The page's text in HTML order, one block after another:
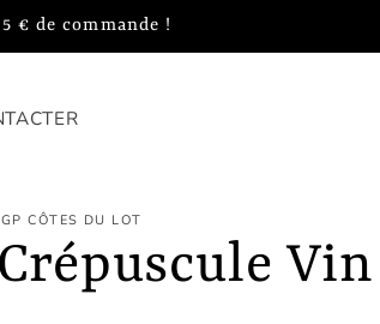
€ de commande !
CÔTES DU LOT
Crépuscule